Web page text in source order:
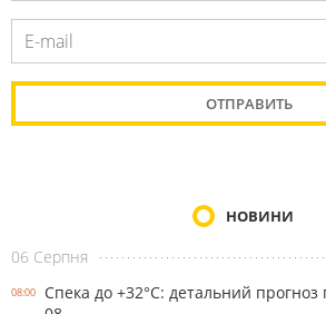
НОВИНИ
06 Серпня
08:00
Спека до +32°С: детальний прогноз